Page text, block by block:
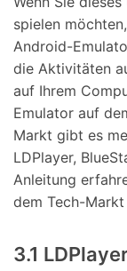
spielen
Android-
die Aktivitäten
auf Ihrem
Emulator auf
Markt gibt es
LDPlayer,
Anleitung
dem Tech-
3.1